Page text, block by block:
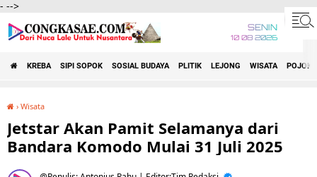
- -->
SENIN
10 08 2026
KREBA SIPI SOPOK SOSIAL BUDAYA PLITIK LEJONG WISATA POJOK
› Wisata
Jetstar Akan Pamit Selamanya dari
Bandara Komodo Mulai 31 Juli 2025